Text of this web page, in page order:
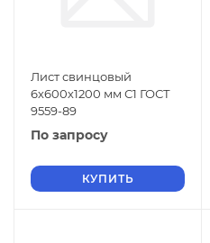
Лист свинцовый
6х600х1200 мм С1 ГОСТ
9559-89
По запросу
КУПИТЬ